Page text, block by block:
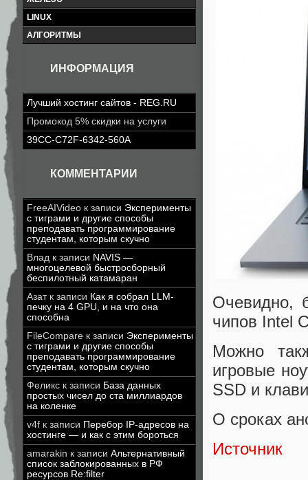
LINUX
АЛГОРИТМЫ
ИНФОРМАЦИЯ
Лучший хостинг сайтов - REG.RU
Промокод 5% скидки на услуги
39CC-C72F-6342-560A
КОММЕНТАРИИ
FreeAIVideo к записи Эксперименты
с тиграми и другие способы
преподавать программирование
студентам, которым скучно
Влад к записи NAVIS —
многоцелевой быстросборный
беспилотный катамаран
Азатк записи Как я собрал LLM-
печку на 4 GPU, и на что она
способна
FileCompare к записи Эксперименты
с тиграми и другие способы
преподавать программирование
студентам, которым скучно
Феликс к записи База данных
простых чисел до ста миллиардов
на коленке
v4f к записи Перебор IP-адресов на
хостинге — и как с этим бороться
amarakin к записи Альтернативный
список заблокированных в РФ
ресурсов Re:filter
Очевидно,
чипов Intel
Можно
игровые
SSD и
О сроках
Источник